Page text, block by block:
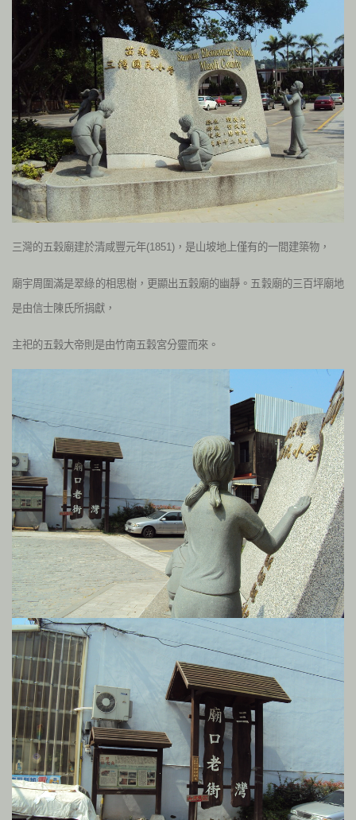
三灣的五穀廟建於清咸豐元年(1851)，是山坡地上僅有的一間建築物，
廟宇周圍滿是翠綠的相思樹，更顯出五穀廟的幽靜。五穀廟的三百坪廟地
是由信士陳氏所捐獻，
主祀的五穀大帝則是由竹南五穀宮分靈而來。